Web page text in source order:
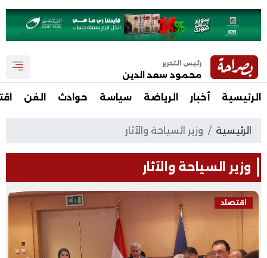
رئيس التحرير
محمود سعد الدين
الرئيسية أخبار الرياضة سياسة حوادث الفن
الرئيسية وزير السياحة والآثار
وزير السياحة والآثار
اقتصاد